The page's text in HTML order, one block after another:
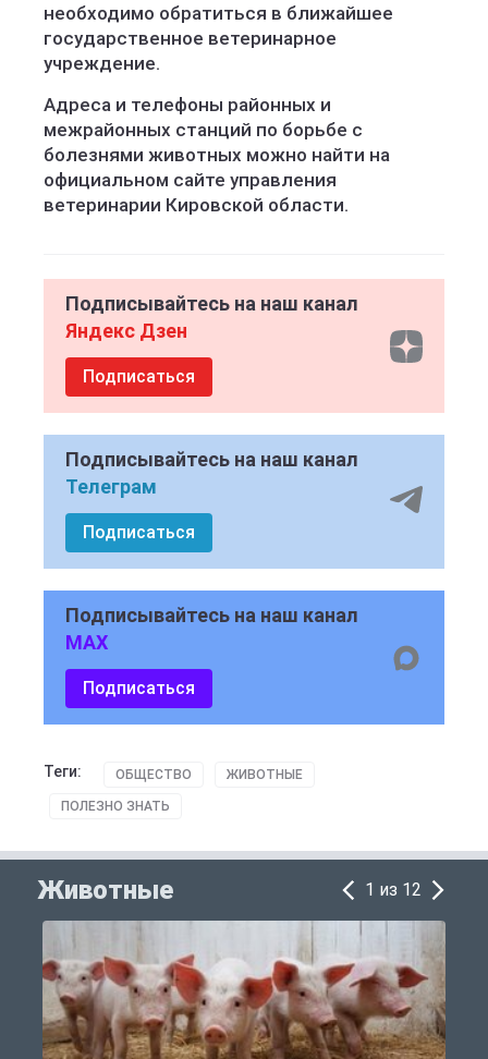
необходимо обратиться в ближайшее
государственное ветеринарное
учреждение.
Адреса и телефоны районных и
межрайонных станций по борьбе с
болезнями животных можно найти на
официальном сайте управления
ветеринарии Кировской области.
Подписывайтесь на наш канал
Яндекс Дзен
Подписаться
Подписывайтесь на наш канал
Телеграм
Подписаться
Подписывайтесь на наш канал
MAX
Подписаться
Теги: ОБЩЕСТВО ЖИВОТНЫЕ
ПОЛЕЗНО ЗНАТЬ
Животные 1 из 12